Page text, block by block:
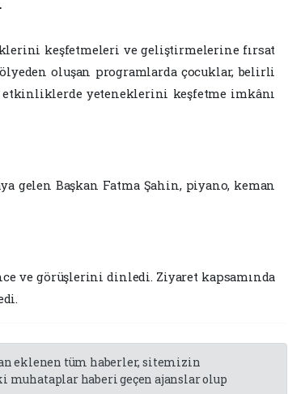
keşfetmeleri ve geliştirmelerine fırsat
oluşan programlarda çocuklar, belirli
etkinliklerde yeteneklerini keşfetme imkânı
gelen Başkan Fatma Şahin, piyano, keman
ve görüşlerini dinledi. Ziyaret kapsamında
eklenen tüm haberler, sitemizin
haberi geçen ajanslar olup